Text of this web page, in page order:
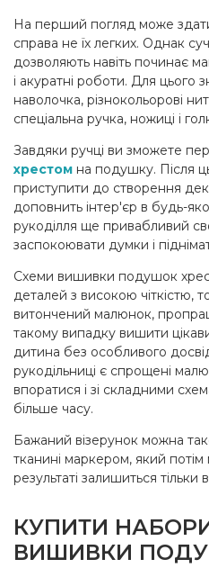
На перший погляд може
справа не їх легких. Однак
дозволяють навіть починає
і акуратні роботи. Для цього
наволочка, різнокольорові
спеціальна ручка, ножиці і
Завдяки ручці ви зможете
хрестом на подушку. Після
приступити до створення
доповнить інтер'єр в будь-
рукоділля ще привабливий
заспокоювати думки і
Схеми вишивки подушок
деталей з високою чіткістю,
витончений малюнок,
такому випадку вишити
дитина без особливого
рукодільниці є спрощені
впоратися і зі складними
більше часу.
Бажаний візерунок можна
тканині маркером, який
результаті залишиться
КУПИТИ
ВИШИВКИ